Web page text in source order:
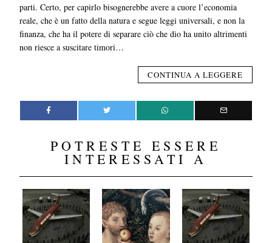
parti. Certo, per capirlo bisognerebbe avere a cuore l’economia
reale, che è un fatto della natura e segue leggi universali, e non la
finanza, che ha il potere di separare ciò che dio ha unito altrimenti
non riesce a suscitare timori…
CONTINUA A LEGGERE
POTRESTE ESSERE
INTERESSATI A